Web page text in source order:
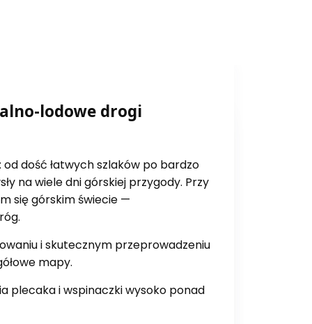
lodowe drogi
dość łatwych szlaków po bardzo
na wiele dni górskiej przygody. Przy
się górskim świecie —
i skutecznym przeprowadzeniu
mapy.
plecaka i wspinaczki wysoko ponad